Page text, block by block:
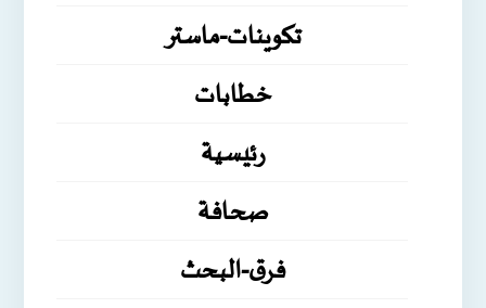
تكوينات-ماستر
خطابات
رئيسية
صحافة
فرق-البحث